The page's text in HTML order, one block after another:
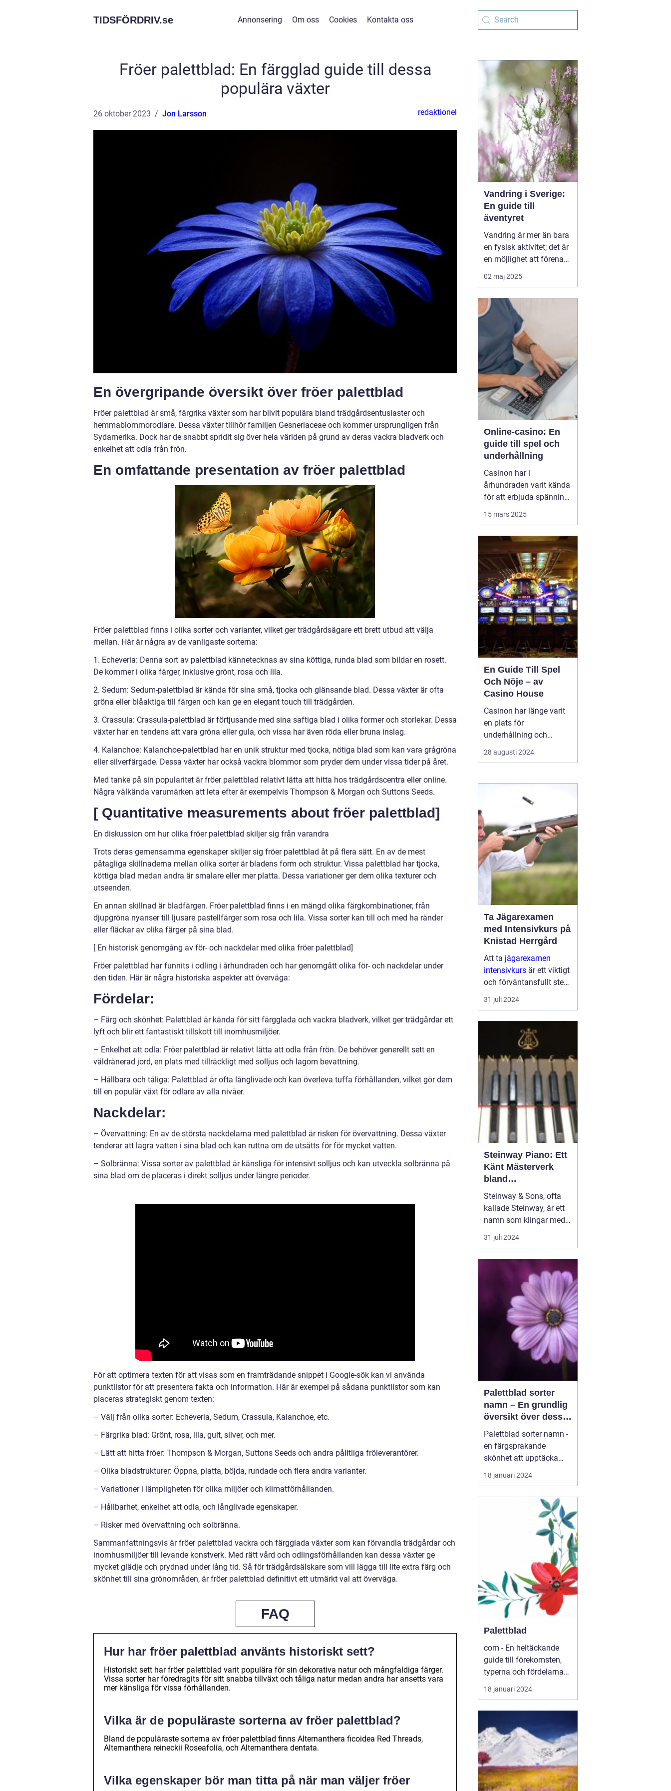
TIDSFÖRDRIV.se Annonsering Om oss Cookies Kontakta oss
Fröer palettblad: En färgglad guide till dessa
populära växter
26 oktober 2023 Jon Larsson redaktionel
En övergripande översikt över fröer palettblad
Fröer palettblad är små, färgrika växter som har blivit populära bland trädgårdsentusiaster och
hemmablommorodlare. Dessa växter tillhör familjen Gesneriaceae och kommer ursprungligen från
Sydamerika. Dock har de snabbt spridit sig över hela världen på grund av deras vackra bladverk och
enkelhet att odla från frön.
En omfattande presentation av fröer palettblad
Fröer palettblad finns i olika sorter och varianter, vilket ger trädgårdsägare ett brett utbud att välja
mellan. Här är några av de vanligaste sorterna:
1. Echeveria: Denna sort av palettblad kännetecknas av sina köttiga, runda blad som bildar en rosett.
De kommer i olika färger, inklusive grönt, rosa och lila.
2. Sedum: Sedum-palettblad är kända för sina små, tjocka och glänsande blad. Dessa växter är ofta
gröna eller blåaktiga till färgen och kan ge en elegant touch till trädgården.
3. Crassula: Crassula-palettblad är förtjusande med sina saftiga blad i olika former och storlekar. Dessa
växter har en tendens att vara gröna eller gula, och vissa har även röda eller bruna inslag.
4. Kalanchoe: Kalanchoe-palettblad har en unik struktur med tjocka, nötiga blad som kan vara grågröna
eller silverfärgade. Dessa växter har också vackra blommor som pryder dem under vissa tider på året.
Med tanke på sin popularitet är fröer palettblad relativt lätta att hitta hos trädgårdscentra eller online.
Några välkända varumärken att leta efter är exempelvis Thompson & Morgan och Suttons Seeds.
[ Quantitative measurements about fröer palettblad]
En diskussion om hur olika fröer palettblad skiljer sig från varandra
Trots deras gemensamma egenskaper skiljer sig fröer palettblad åt på flera sätt. En av de mest
påtagliga skillnaderna mellan olika sorter är bladens form och struktur. Vissa palettblad har tjocka,
köttiga blad medan andra är smalare eller mer platta. Dessa variationer ger dem olika texturer och
utseenden.
En annan skillnad är bladfärgen. Fröer palettblad finns i en mängd olika färgkombinationer, från
djupgröna nyanser till ljusare pastellfärger som rosa och lila. Vissa sorter kan till och med ha ränder
eller fläckar av olika färger på sina blad.
[ En historisk genomgång av för- och nackdelar med olika fröer palettblad]
Fröer palettblad har funnits i odling i århundraden och har genomgått olika för- och nackdelar under
den tiden. Här är några historiska aspekter att överväga:
Fördelar:
– Färg och skönhet: Palettblad är kända för sitt färgglada och vackra bladverk, vilket ger trädgårdar ett
lyft och blir ett fantastiskt tillskott till inomhusmiljöer.
– Enkelhet att odla: Fröer palettblad är relativt lätta att odla från frön. De behöver generellt sett en
väldränerad jord, en plats med tillräckligt med solljus och lagom bevattning.
– Hållbara och tåliga: Palettblad är ofta långlivade och kan överleva tuffa förhållanden, vilket gör dem
till en populär växt för odlare av alla nivåer.
Nackdelar:
– Övervattning: En av de största nackdelarna med palettblad är risken för övervattning. Dessa växter
tenderar att lagra vatten i sina blad och kan ruttna om de utsätts för för mycket vatten.
– Solbränna: Vissa sorter av palettblad är känsliga för intensivt solljus och kan utveckla solbränna på
sina blad om de placeras i direkt solljus under längre perioder.
För att optimera texten för att visas som en framträdande snippet i Google-sök kan vi använda
punktlistor för att presentera fakta och information. Här är exempel på sådana punktlistor som kan
placeras strategiskt genom texten:
– Välj från olika sorter: Echeveria, Sedum, Crassula, Kalanchoe, etc.
– Färgrika blad: Grönt, rosa, lila, gult, silver, och mer.
– Lätt att hitta fröer: Thompson & Morgan, Suttons Seeds och andra pålitliga fröleverantörer.
– Olika bladstrukturer: Öppna, platta, böjda, rundade och flera andra varianter.
– Variationer i lämpligheten för olika miljöer och klimatförhållanden.
– Hållbarhet, enkelhet att odla, och långlivade egenskaper.
– Risker med övervattning och solbränna.
Sammanfattningsvis är fröer palettblad vackra och färgglada växter som kan förvandla trädgårdar och
inomhusmiljöer till levande konstverk. Med rätt vård och odlingsförhållanden kan dessa växter ge
mycket glädje och prydnad under lång tid. Så för trädgårdsälskare som vill lägga till lite extra färg och
skönhet till sina grönområden, är fröer palettblad definitivt ett utmärkt val att överväga.
FAQ
Hur har fröer palettblad använts historiskt sett?
Historiskt sett har fröer palettblad varit populära för sin dekorativa natur och mångfaldiga färger.
Vissa sorter har föredragits för sitt snabba tillväxt och tåliga natur medan andra har ansetts vara
mer känsliga för vissa förhållanden.
Vilka är de populäraste sorterna av fröer palettblad?
Bland de populäraste sorterna av fröer palettblad finns Alternanthera ficoidea Red Threads,
Alternanthera reineckii Roseafolia, och Alternanthera dentata.
Vilka egenskaper bör man titta på när man väljer fröer
Vandring i Sverige:
En guide till
äventyret
Vandring är mer än bara
en fysisk aktivitet; det är
en möjlighet att förena
kropp och själ med
naturens skönhet.
fridfullhet som en
långsam promenad
genom skogar, fjäll ...
02 maj 2025
Online-casino: En
guide till spel och
underhållning
Casinon har i
århundraden varit kända
för att erbjuda spänning
tärningsspel till dagens
onlineplattformar
erbjuder casinon en
plats där man kan ...
15 mars 2025
En Guide Till Spel
Och Nöje – av
Casino House
Casinon har länge varit
en plats för
underhållning och
spänning. De erbjuder en
värld där lyckan kan
kortlek, det snurrande
roulettehjulet eller en
enarmad bandits
blinkande ljus. I de...
28 augusti 2024
Ta Jägarexamen
med Intensivkurs på
Knistad Herrgård
Att ta jägarexamen
intensivkurs är ett viktigt
och förväntansfullt steg
för alla som vill komma
närmare naturen och lä...
31 juli 2024
Steinway Piano: Ett
Känt Mästerverk
bland
Musikinstrument
Steinway & Sons, ofta
kallade Steinway, är ett
namn som klingar med
distinktion och prestige i
musikvärlden. Dessa
musikinstrument; de är
handgjorda konstverk
som hyllats av pianister
och musikäl...
31 juli 2024
Palettblad sorter
namn – En grundlig
översikt över dessa
vackra växter
Palettblad sorter namn -
en färgsprakande
skönhet att upptäcka
Introduktion: Palettblad,
även känt som Coleus,
alltmer populär bland
trädgårdsentusiaster
tack vare sin färgglada
lövverk. Dessa vackra
växter kan sätta färg p...
18 januari 2024
Palettblad
com - En heltäckande
guide till förekomsten,
typerna och fördelarna
med palettblad .com -
Din ultimata guide till
18 januari 2024